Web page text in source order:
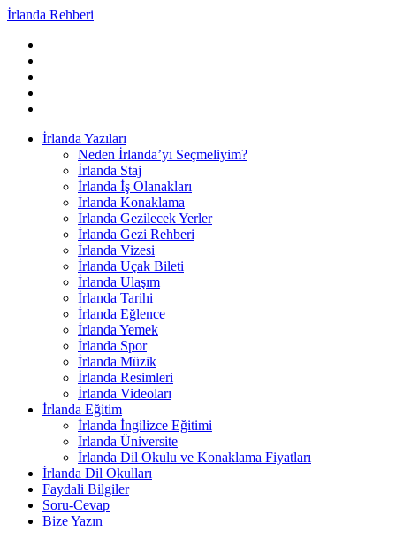
İrlanda Rehberi
İrlanda Yazıları
Neden İrlanda’yı Seçmeliyim?
İrlanda Staj
İrlanda İş Olanakları
İrlanda Konaklama
İrlanda Gezilecek Yerler
İrlanda Gezi Rehberi
İrlanda Vizesi
İrlanda Uçak Bileti
İrlanda Ulaşım
İrlanda Tarihi
İrlanda Eğlence
İrlanda Yemek
İrlanda Spor
İrlanda Müzik
İrlanda Resimleri
İrlanda Videoları
İrlanda Eğitim
İrlanda İngilizce Eğitimi
İrlanda Üniversite
İrlanda Dil Okulu ve Konaklama Fiyatları
İrlanda Dil Okulları
Faydali Bilgiler
Soru-Cevap
Bize Yazın